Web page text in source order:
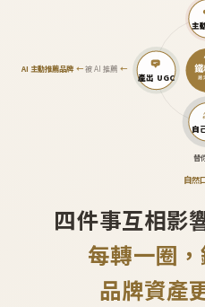
越
主
自
替
自然
產出 UGC
AI 主動推薦品牌←被 AI 推薦 ←
四件事互相影
每轉一圈
品牌資產